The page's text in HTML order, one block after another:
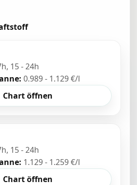
15 - 24h
0.989 - 1.129 €/l
Chart öffnen
15 - 24h
1.129 - 1.259 €/l
Chart öffnen